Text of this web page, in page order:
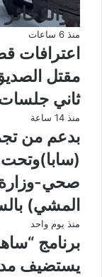
والذخائر
منذ 6 ساعات
اعترافات
مقتل
ثاني
منذ 14 ساعة
بدعم من
صحي-وزارة
المشي)
منذ يوم واحد
برنامج
يستضيف